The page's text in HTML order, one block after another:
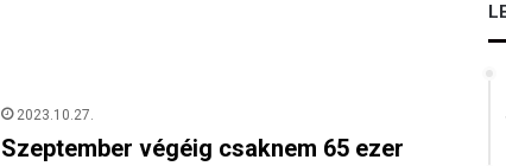
2023.10.27.
Szeptember végéig csaknem 65 ezer